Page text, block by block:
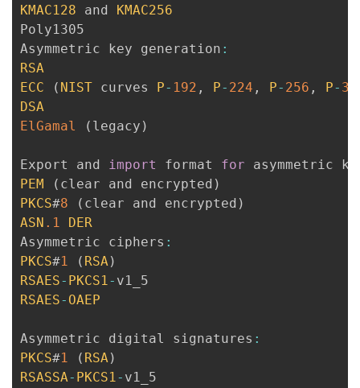
KMAC128 and
KMAC256
Poly1305
Asymmetric key generation :
RSA
ECC
( NIST curves P- 192 , P- 224 , P- 256 , P-
DSA
ElGamal
( legacy )
Export and import format for asymmetric
PEM
( clear and encrypted )
PKCS#8 ( clear and encrypted )
ASN .1
DER
Asymmetric ciphers :
PKCS#1 ( RSA)
RSAES- PKCS1-
RSAES- OAEP
Asymmetric digital signatures :
PKCS#1 ( RSA)
RSASSA- PKCS1-